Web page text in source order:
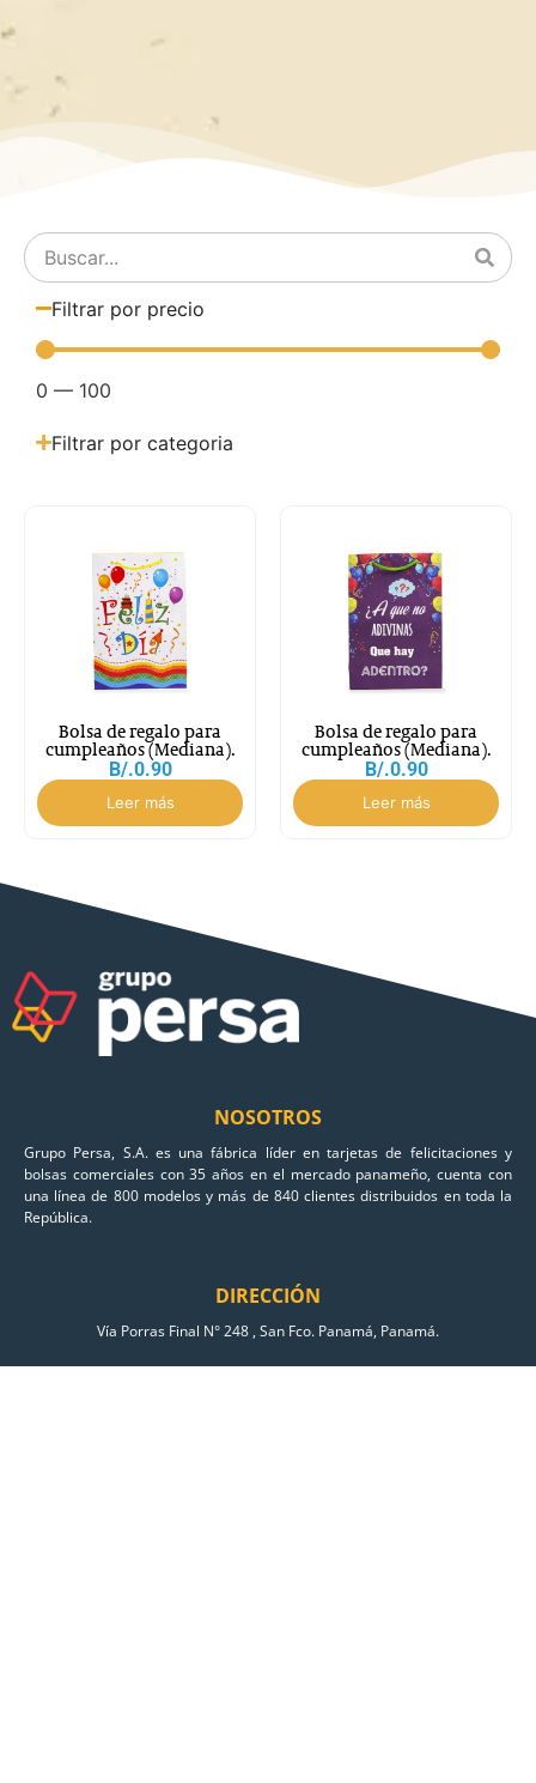
Filtrar por precio
0 — 100
Filtrar por categoria
Bolsa de regalo para
cumpleaños (Mediana).
B/.0.90
Leer más
Bolsa de regalo para
cumpleaños (Mediana).
B/.0.90
Leer más
NOSOTROS
Grupo Persa, S.A. es una fábrica líder en tarjetas de felicitaciones y
bolsas comerciales con 35 años en el mercado panameño, cuenta con
una línea de 800 modelos y más de 840 clientes distribuidos en toda la
República.
DIRECCIÓN
Vía Porras Final N° 248 , San Fco. Panamá, Panamá.